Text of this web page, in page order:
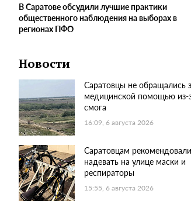
В Саратове обсудили лучшие практики
общественного наблюдения на выборах в
регионах ПФО
Новости
Саратовцы не обращались
медицинской помощью из-
смога
16:09, 6 августа 2026
Саратовцам рекомендовали
надевать на улице маски и
респираторы
15:55, 6 августа 2026